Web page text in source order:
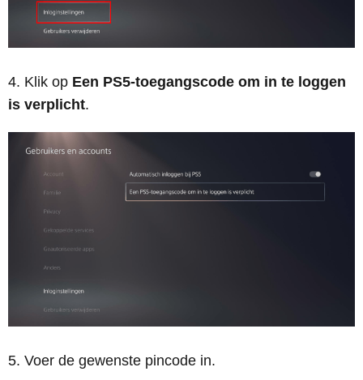
Klik op Een PS5-toegangscode om in te loggen
is verplicht.
Voer de gewenste pincode in.